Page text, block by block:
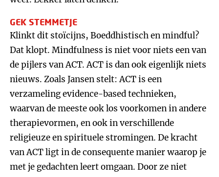
GEK STEMMETJE
Klinkt dit stoïcijns, Boeddhistisch en mindful?
Dat klopt. Mindfulness is niet voor niets een van
de pijlers van ACT. ACT is dan ook eigenlijk niets
nieuws. Zoals Jansen stelt: ACT is een
verzameling evidence-based technieken,
waarvan de meeste ook los voorkomen in andere
therapievormen, en ook in verschillende
religieuze en spirituele stromingen. De kracht
van ACT ligt in de consequente manier waarop je
met je gedachten leert omgaan. Door ze niet